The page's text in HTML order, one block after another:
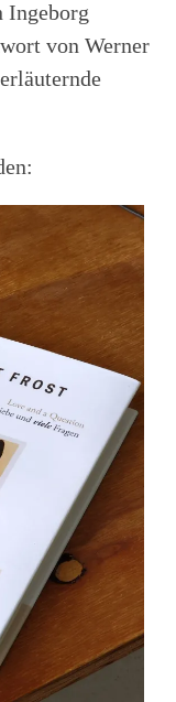
Ingeborg
von Werner